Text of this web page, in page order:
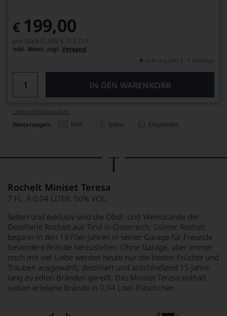
€ 199,00
pro Stück (0.28l), € 710,71/L
inkl. Mwst. zzgl. Versand
Lieferung (DE) 3 - 5 Werktage
IN DEN WARENKORB
Lebensmittel­angaben
Weitersagen: Mail Teilen Empfehlen
Rochelt Miniset Teresa
7 FL. Á 0,04 LITER, 50% VOL.
Selten und exklusiv sind die Obst- und Weinbrände der
Destillerie Rochelt aus Tirol in Österreich. Günter Rochelt
begann in den 1970er-Jahren in seiner Garage für Freunde
besondere Brände herzustellen. Ohne Garage, aber immer
noch mit viel Liebe werden heute nur die besten Früchte und
Trauben ausgewählt, destilliert und anschließend 15 Jahre
lang zu edlen Bränden gereift. Das Miniset Teresa enthält
sieben erlesene Brände in 0,04 Liter-Fläschchen.